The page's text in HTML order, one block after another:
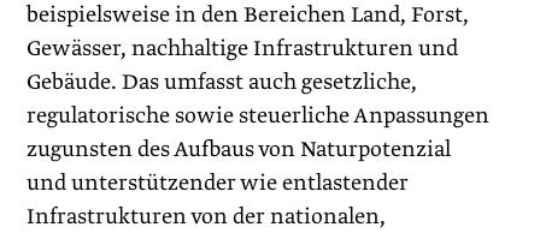
beispielsweise in den Bereichen Land, Forst,
Gewässer, nachhaltige Infrastrukturen und
Gebäude. Das umfasst auch gesetzliche,
regulatorische sowie steuerliche Anpassungen
zugunsten des Aufbaus von Naturpotenzial
und unterstützender wie entlastender
Infrastrukturen von der nationalen,